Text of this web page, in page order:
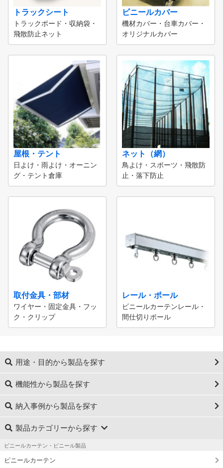
トラックシート
トラックボード・収納袋・
飛散防止ネット
ビニールカバー
機材カバー・台車カバー・
オリジナルカバー
屋根・テント
日よけ・雨よけ・オーニン
グ・テント倉庫
ネット（網）
鳥よけ・スポーツ・飛散防
止・落下防止
取付金具・部材
ワイヤー・固定金具・フッ
ク・クリップ
レール・ポール
ビニールカーテンレール・
間仕切りポール
用途・目的から製品を探す
機能性から製品を探す
納入事例から製品を探す
製品カテゴリーから探す
ビニールカーテン・ビニール製品
ビニールカーテン